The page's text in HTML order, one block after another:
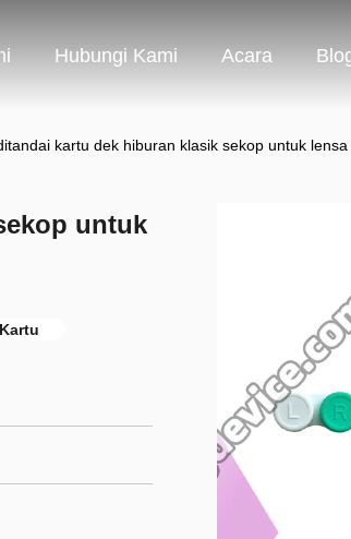
Hubungi Kami Acara
kartu dek hiburan klasik sekop untuk
untuk